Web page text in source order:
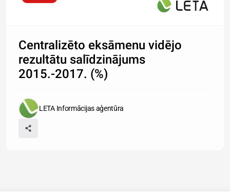
Centralizēto eksāmenu vidējo
rezultātu salīdzinājums
2015.-2017. (%)
LETA Informācijas aģentūra